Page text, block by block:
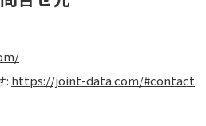
: https://joint-data.com/#contact